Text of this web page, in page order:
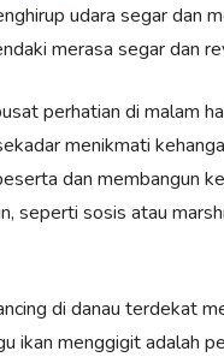
udara segar dan
merasa segar dan
perhatian di malam
menikmati
dan membangun
seperti sosis atau
di danau terdekat
ikan menggigit adalah